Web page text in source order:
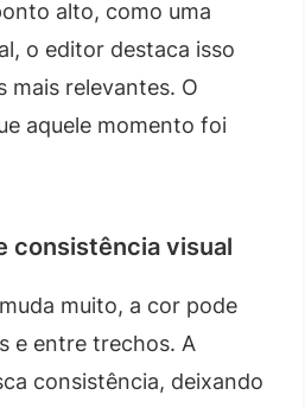
alto, como uma
o editor destaca isso
mais relevantes. O
aquele momento foi
consistência visual
muito, a cor pode
e entre trechos. A
consistência, deixando